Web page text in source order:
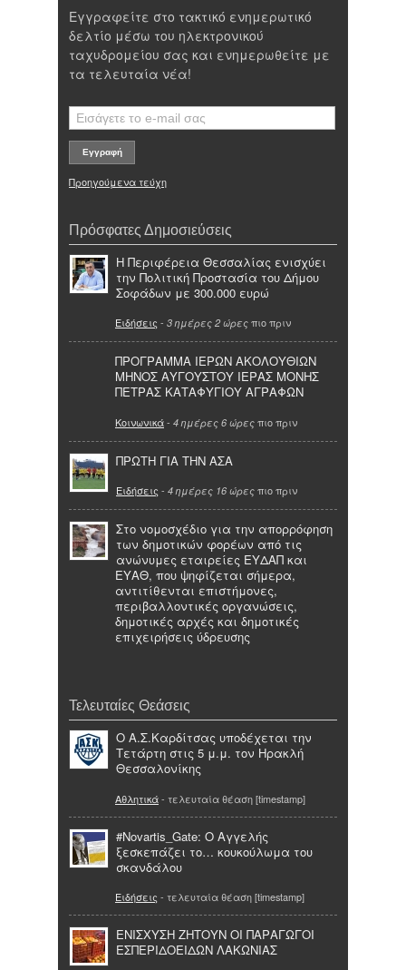
Εγγραφείτε στο τακτικό ενημερωτικό
δελτίο μέσω του ηλεκτρονικού
ταχυδρομείου σας και ενημερωθείτε με
τα τελευταία νέα!
Προηγούμενα τεύχη
Πρόσφατες Δημοσιεύσεις
Η Περιφέρεια Θεσσαλίας ενισχύει
την Πολιτική Προστασία του Δήμου
Σοφάδων με 300.000 ευρώ
Ειδήσεις - 3 ημέρες 2 ώρες πιο πριν
ΠΡΟΓΡΑΜΜΑ ΙΕΡΩΝ ΑΚΟΛΟΥΘΙΩΝ
ΜΗΝΟΣ ΑΥΓΟΥΣΤΟΥ ΙΕΡΑΣ ΜΟΝΗΣ
ΠΕΤΡΑΣ ΚΑΤΑΦΥΓΙΟΥ ΑΓΡΑΦΩΝ
Κοινωνικά- 4 ημέρες 6 ώρες πιο πριν
ΠΡΩΤΗ ΓΙΑ ΤΗΝ ΑΣΑ
Ειδήσεις - 4 ημέρες 16 ώρες πιο πριν
Στο νομοσχέδιο για την απορρόφηση
των δημοτικών φορέων από τις
ανώνυμες εταιρείες ΕΥΔΑΠ και
ΕΥΑΘ, που ψηφίζεται σήμερα,
αντιτίθενται επιστήμονες,
περιβαλλοντικές οργανώσεις,
δημοτικές αρχές και δημοτικές
επιχειρήσεις ύδρευσης
Τελευταίες Θεάσεις
Ο Α.Σ.Καρδίτσας υποδέχεται την
Τετάρτη στις 5 μ.μ. τον Ηρακλή
Θεσσαλονίκης
Αθλητικά- τελευταία θέαση [timestamp]
#Novartis_Gate: Ο Αγγελής
ξεσκεπάζει το… κουκούλωμα του
σκανδάλου
Ειδήσεις - τελευταία θέαση [timestamp]
ΕΝΙΣΧΥΣΗ ΖΗΤΟΥΝ ΟΙ ΠΑΡΑΓΩΓΟΙ
ΕΣΠΕΡΙΔΟΕΙΔΩΝ ΛΑΚΩΝΙΑΣ